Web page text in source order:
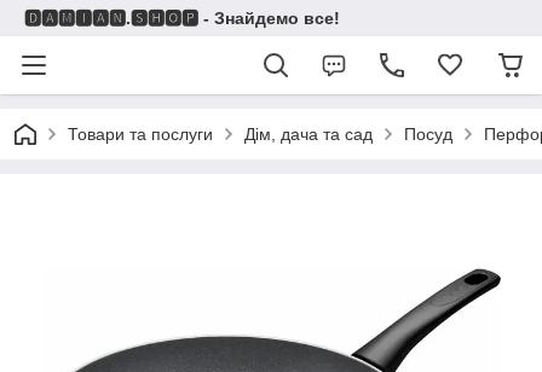
🅳🅰🅼🅸🅰🅽.🆂🅷🅾🅿 - Знайдемо все!
Товари та послуги Дім, дача та сад Посуд